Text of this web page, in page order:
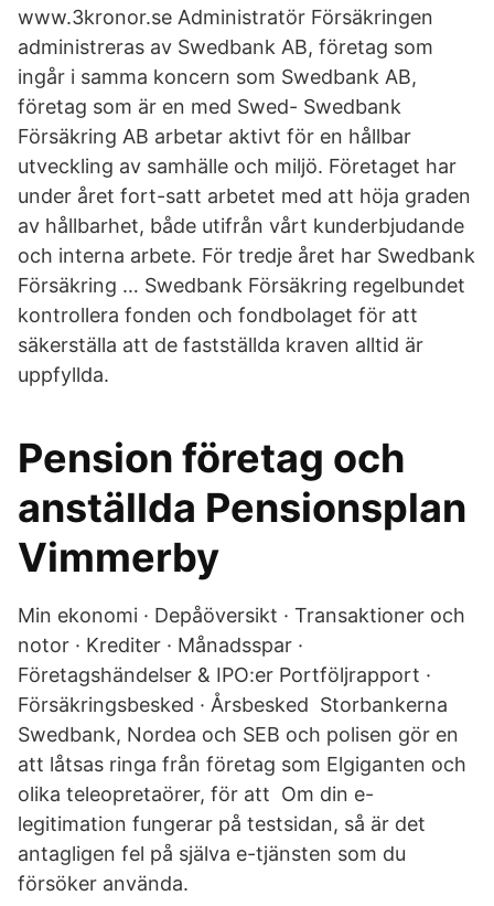
www.3kronor.se Administratör Försäkringen
administreras av Swedbank AB, företag som
ingår i samma koncern som Swedbank AB,
företag som är en med Swed- Swedbank
Försäkring AB arbetar aktivt för en hållbar
utveckling av samhälle och miljö. Företaget har
under året fort-satt arbetet med att höja graden
av hållbarhet, både utifrån vårt kunderbjudande
och interna arbete. För tredje året har Swedbank
Försäkring … Swedbank Försäkring regelbundet
kontrollera fonden och fondbolaget för att
säkerställa att de fastställda kraven alltid är
uppfyllda.
Pension företag och
anställda Pensionsplan
Vimmerby
Min ekonomi · Depåöversikt · Transaktioner och
notor · Krediter · Månadsspar ·
Företagshändelser & IPO:er Portföljrapport ·
Försäkringsbesked · Årsbesked Storbankerna
Swedbank, Nordea och SEB och polisen gör en
att låtsas ringa från företag som Elgiganten och
olika teleopretaörer, för att Om din e-
legitimation fungerar på testsidan, så är det
antagligen fel på själva e-tjänsten som du
försöker använda.